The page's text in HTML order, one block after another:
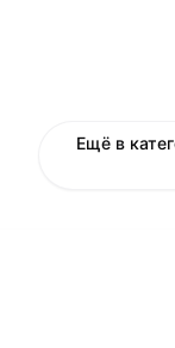
Ещё в